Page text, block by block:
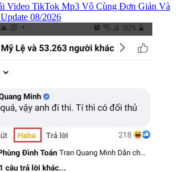
Video TikTok Mp3 Vô Cùng Đơn Giản Và
08/2026